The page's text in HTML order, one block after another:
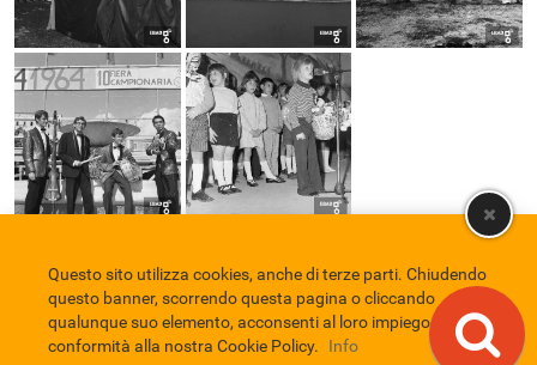
Comune di Eboli Servizio Bibliotecario Nazionale
Privacy policy
Credits
EBAD
Questo sito utilizza cookies, anche di terze parti. Chiudendo
questo banner, scorrendo questa pagina o cliccando
qualunque suo elemento, acconsenti al loro impiego in
conformità alla nostra Cookie Policy.
Info